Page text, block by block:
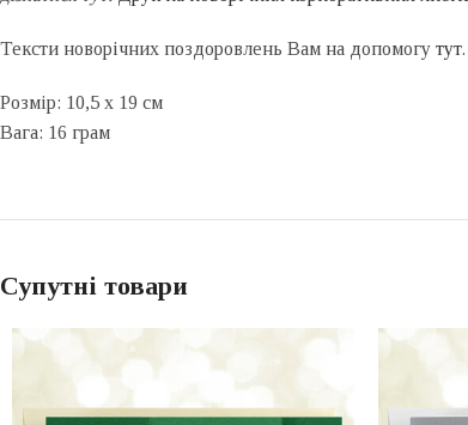
Тексти новорічних поздоровлень Вам на допомогу тут.
Розмір: 10,5 x 19 см
Вага: 16 грам
Супутні товари